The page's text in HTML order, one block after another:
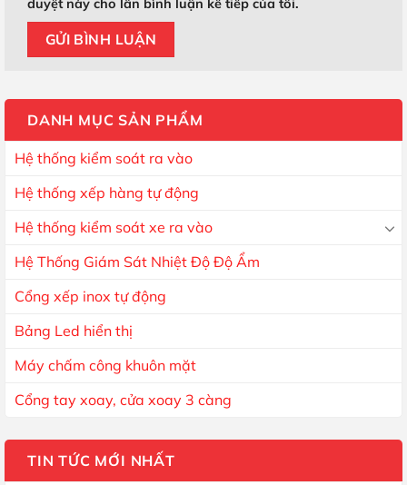
duyệt này cho lần bình luận kế tiếp của tôi.
DANH MỤC SẢN PHẨM
Hệ thống kiểm soát ra vào
Hệ thống xếp hàng tự động
Hệ thống kiểm soát xe ra vào
Hệ Thống Giám Sát Nhiệt Độ Độ Ẩm
Cổng xếp inox tự động
Bảng Led hiển thị
Máy chấm công khuôn mặt
Cổng tay xoay, cửa xoay 3 càng
TIN TỨC MỚI NHẤT